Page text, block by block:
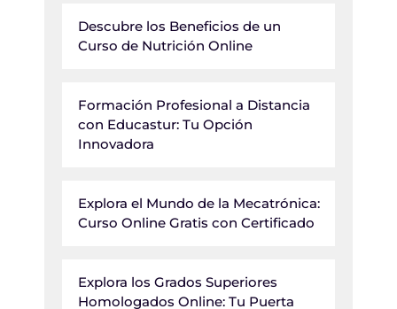
Descubre los Beneficios de un
Curso de Nutrición Online
Formación Profesional a Distancia
con Educastur: Tu Opción
Innovadora
Explora el Mundo de la Mecatrónica:
Curso Online Gratis con Certificado
Explora los Grados Superiores
Homologados Online: Tu Puerta